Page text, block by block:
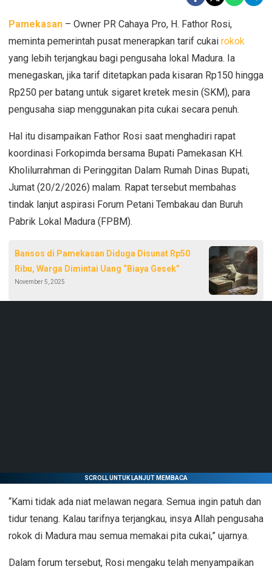
Pamekasan – Owner PR Cahaya Pro, H. Fathor Rosi,
meminta pemerintah pusat menerapkan tarif cukai rokok
yang lebih terjangkau bagi pengusaha lokal Madura. Ia
menegaskan, jika tarif ditetapkan pada kisaran Rp150 hingga
Rp250 per batang untuk sigaret kretek mesin (SKM), para
pengusaha siap menggunakan pita cukai secara penuh.
Hal itu disampaikan Fathor Rosi saat menghadiri rapat
koordinasi Forkopimda bersama Bupati Pamekasan KH.
Kholilurrahman di Peringgitan Dalam Rumah Dinas Bupati,
Jumat (20/2/2026) malam. Rapat tersebut membahas
tindak lanjut aspirasi Forum Petani Tembakau dan Buruh
Pabrik Lokal Madura (FPBM).
Bansos di Pamekasan Diduga Disunat Rp50
Ribu, Warga Dimintai Uang “Biaya Gesek”
November 5, 2025
SCROLL UNTUK LANJUT MEMBACA
“Kami tidak ada niat melawan negara. Semua ingin patuh dan
tidur tenang. Kalau tarifnya terjangkau, insya Allah pengusaha
rokok di Madura mau semua memakai pita cukai,” ujarnya.
Dalam forum tersebut, Rosi mengaku telah menyampaikan